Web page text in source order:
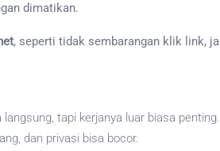
dimatikan.
, seperti tidak sembarangan klik link,
tapi kerjanya luar biasa
dan privasi bisa bocor.